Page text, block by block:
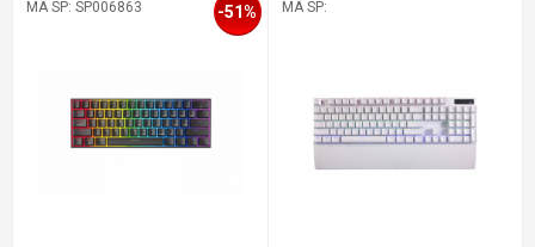
MÃ SP: SP006863 -51% MÃ SP: